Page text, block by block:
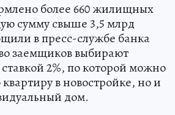
более 660 жилищных
сумму свыше 3,5 млрд
в пресс-службе банка
заемщиков выбирают
2%, по которой можно
в новостройке, но и
дом.